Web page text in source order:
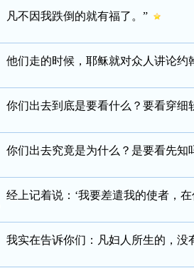
凡不因我跌倒的就有福了。”
他们走的时候，耶稣就对众人讲论
你们出去到底是要看什么？要看穿
你们出去究竟是为什么？是要看先
经上记着说：‘我要差遣我的使者，
我实在告诉你们：凡妇人所生的，